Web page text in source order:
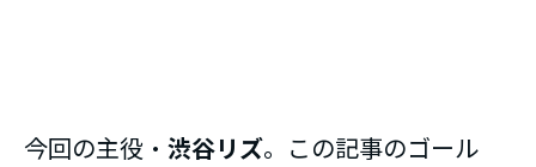
今回の主役・ 渋谷リズ。この記事のゴール